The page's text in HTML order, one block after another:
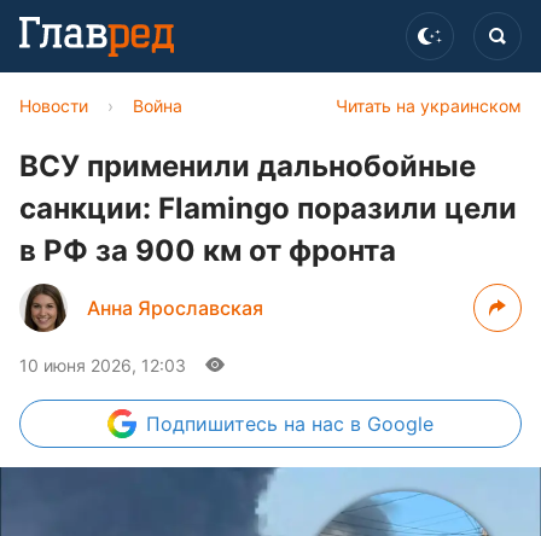
Читать на украинском
Новости › Война
ВСУ применили дальнобойные
санкции: Flamingo поразили цели
в РФ за 900 км от фронта
Анна Ярославская
10 июня 2026, 12:03
Подпишитесь на нас в Google